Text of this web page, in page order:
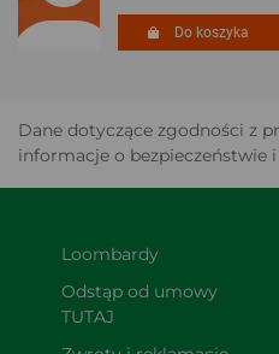
Do koszyka
Dane dotyczące zgodności z
informacje o bezpieczeństwie i
Loombardy
Odstąp od umowy
TUTAJ